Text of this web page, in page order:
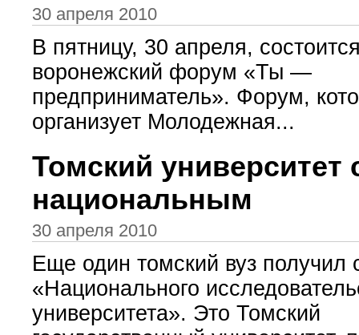
30 апреля 2010
В пятницу, 30 апреля,
воронежский форум «Ты —
предприниматель». Форум,
организует Молодежная...
Томский университет
национальным
30 апреля 2010
Еще один томский вуз получил
«Национального
университета». Это Томский